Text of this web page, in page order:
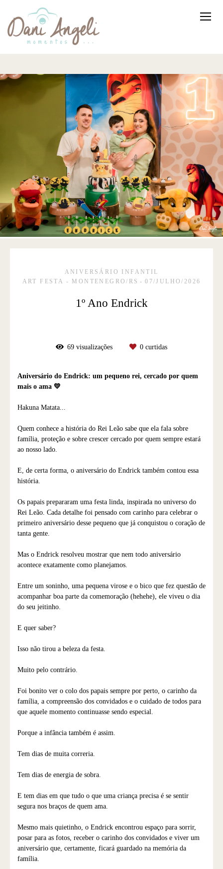
ANIVERSÁRIO INFANTIL
ART FESTA - MONTENEGRO/RS
07/JULHO/2026
1º Ano Endrick
69 visualizações 0 curtidas
Aniversário do Endrick: um pequeno rei, cercado por quem
mais o ama 💛
Hakuna Matata...
Quem conhece a história do Rei Leão sabe que ela fala sobre
família, proteção e sobre crescer cercado por quem sempre estará
ao nosso lado.
E, de certa forma, o aniversário do Endrick também contou essa
história.
Os papais prepararam uma festa linda, inspirada no universo do
Rei Leão. Cada detalhe foi pensado com carinho para celebrar o
primeiro aniversário desse pequeno que já conquistou o coração de
tanta gente.
Mas o Endrick resolveu mostrar que nem todo aniversário
acontece exatamente como planejamos.
Entre um soninho, uma pequena virose e o bico que fez questão de
acompanhar boa parte da comemoração (hehehe), ele viveu o dia
do seu jeitinho.
E quer saber?
Isso não tirou a beleza da festa.
Muito pelo contrário.
Foi bonito ver o colo dos papais sempre por perto, o carinho da
família, a compreensão dos convidados e o cuidado de todos para
que aquele momento continuasse sendo especial.
Porque a infância também é assim.
Tem dias de muita correria.
Tem dias de energia de sobra.
E tem dias em que tudo o que uma criança precisa é se sentir
segura nos braços de quem ama.
Mesmo mais quietinho, o Endrick encontrou espaço para sorrir,
posar para as fotos, receber o carinho dos convidados e viver um
aniversário que, certamente, ficará guardado na memória da
família.